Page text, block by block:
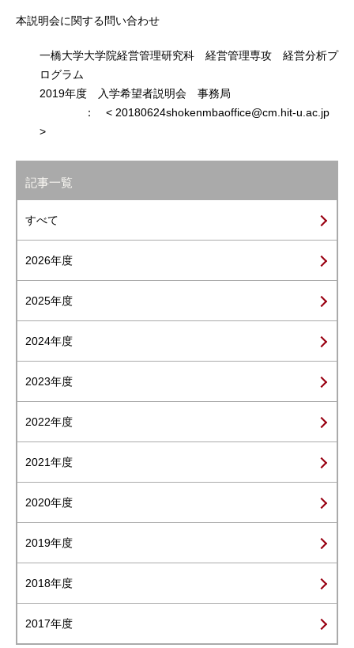
本説明会に関する問い合わせ
一橋大学大学院経営管理研究科 経営管理専攻 経営分析プ
ログラム
2019年度 入学希望者説明会 事務局
： < 20180624shokenmbaoffice@cm.hit-u.ac.jp
>
記事一覧
すべて
2026年度
2025年度
2024年度
2023年度
2022年度
2021年度
2020年度
2019年度
2018年度
2017年度